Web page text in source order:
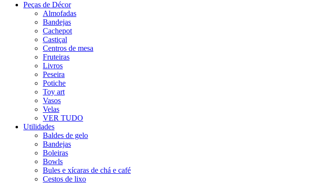
Peças de Décor
Almofadas
Bandejas
Cachepot
Castiçal
Centros de mesa
Fruteiras
Livros
Peseira
Potiche
Toy art
Vasos
Velas
VER TUDO
Utilidades
Baldes de gelo
Bandejas
Boleiras
Bowls
Bules e xícaras de chá e café
Cestos de lixo